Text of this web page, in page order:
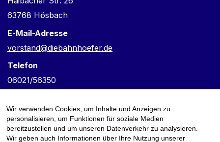
63768 Hösbach
E-Mail-Adresse
vorstand@diebahnhoefer.de
Telefon
06021/56350
Frank Keske
Wir verwenden Cookies, um Inhalte und Anzeigen zu
personalisieren, um Funktionen für soziale Medien
bereitzustellen und um unseren Datenverkehr zu analysieren.
Wir geben auch Informationen über Ihre Nutzung unserer